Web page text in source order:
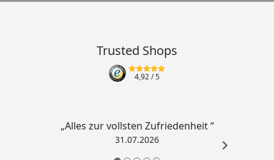
III
IP 68
230VAC/50Hz
Trusted Shops
4,92/ 5
„Alles zur vollsten Zufriedenheit “
31.07.2026